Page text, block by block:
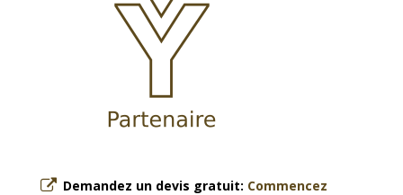
Demandez un devis gratuit: Commencez